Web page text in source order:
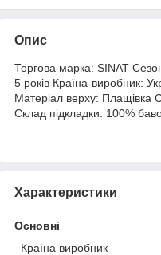
Опис
Торгова марка: SINAT
5 років Країна-виробник:
Матеріал верху: Плащівка
Склад підкладки: 100%
Характеристики
Основні
Країна виробник